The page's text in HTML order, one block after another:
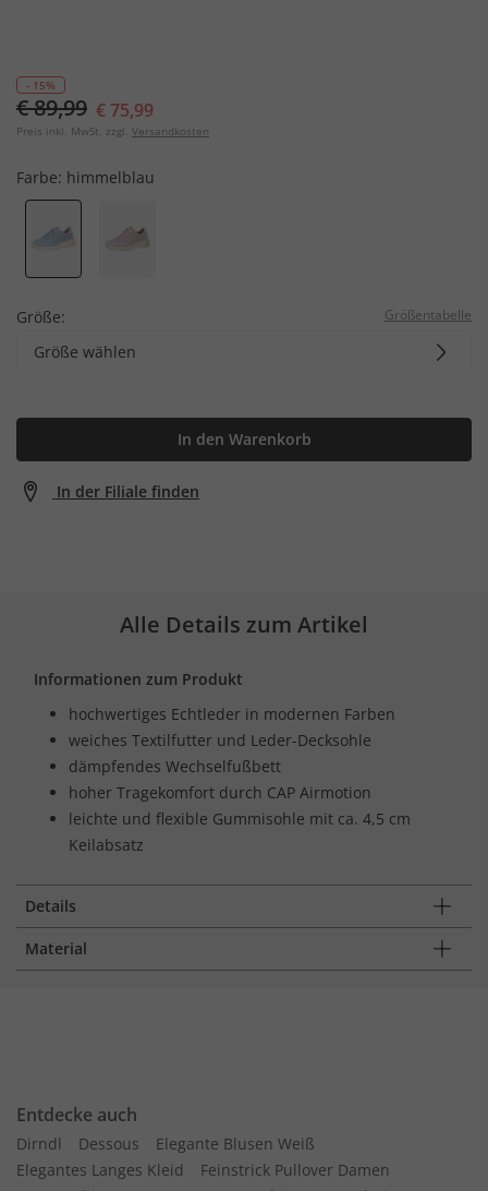
- 15%
€ 89,99 € 75,99
Preis inkl. MwSt. zzgl. Versandkosten
Farbe: himmelblau
Größe: Größentabelle
Größe wählen
In den Warenkorb
In der Filiale finden
Alle Details zum Artikel
Informationen zum Produkt
hochwertiges Echtleder in modernen Farben
weiches Textilfutter und Leder-Decksohle
dämpfendes Wechselfußbett
hoher Tragekomfort durch CAP Airmotion
leichte und flexible Gummisohle mit ca. 4,5 cm
Keilabsatz
Details
Material
Entdecke auch
Dirndl Dessous
Elegante Blusen Weiß
Elegantes Langes Kleid
Feinstrick Pullover Damen